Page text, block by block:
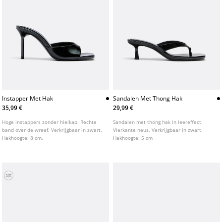
Instapper Met Hak
35,99 €
Hoge instappers zonder hielkap. Rechte
band over de wreef. Verkrijgbaar in zwart.
Hakhoogte: 8 cm.
Sandalen Met Thong Hak
29,99 €
Sandalen met thong hak in leereffect.
Vierkante neus. Verkrijgbaar in zwart.
Hakhoogte: 5 cm